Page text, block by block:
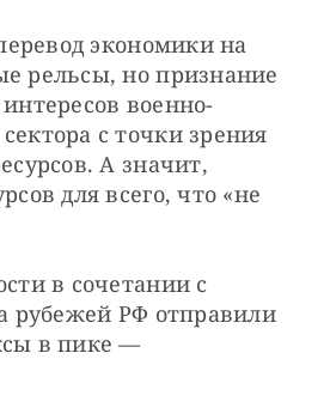
экономики на
рельсы, но признание
военно-
с точки зрения
А значит,
для всего, что «не
в сочетании с
рубежей РФ отправили
в пике —